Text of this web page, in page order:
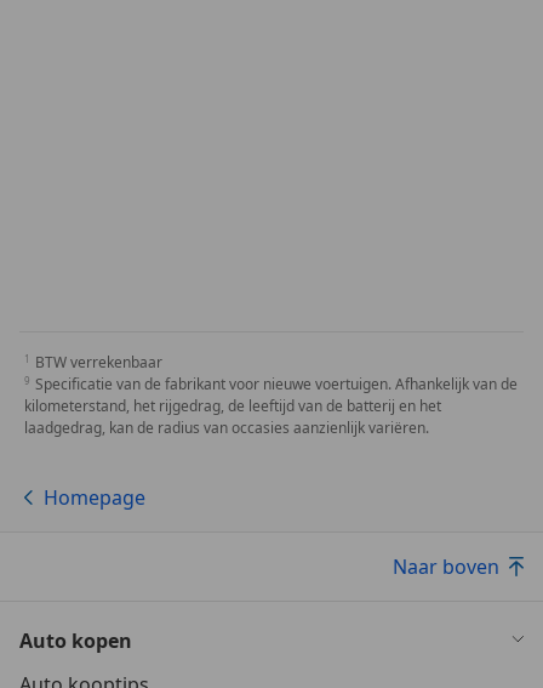
BTW verrekenbaar
Specificatie van de fabrikant voor nieuwe voertuigen. Afhankelijk van de
kilometerstand, het rijgedrag, de leeftijd van de batterij en het
laadgedrag, kan de radius van occasies aanzienlijk variëren.
Homepage
Naar boven
Auto kopen